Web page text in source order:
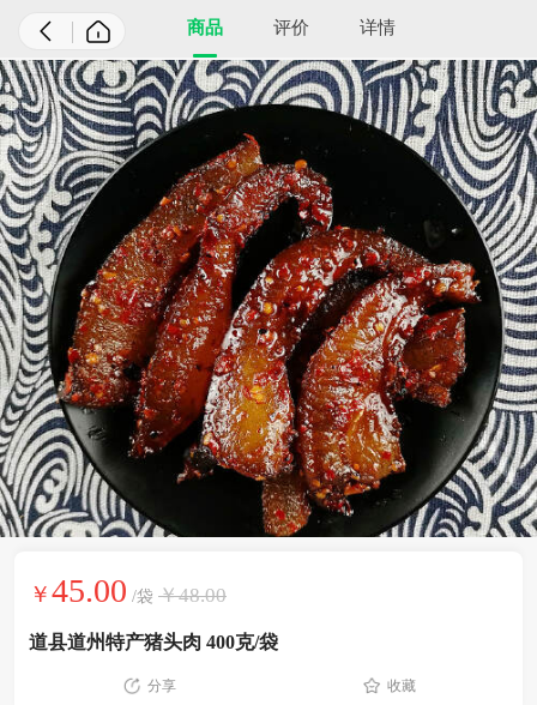
商品 评价 详情
￥45.00 /袋 ￥48.00
道县道州特产猪头肉 400克/袋
分享 收藏